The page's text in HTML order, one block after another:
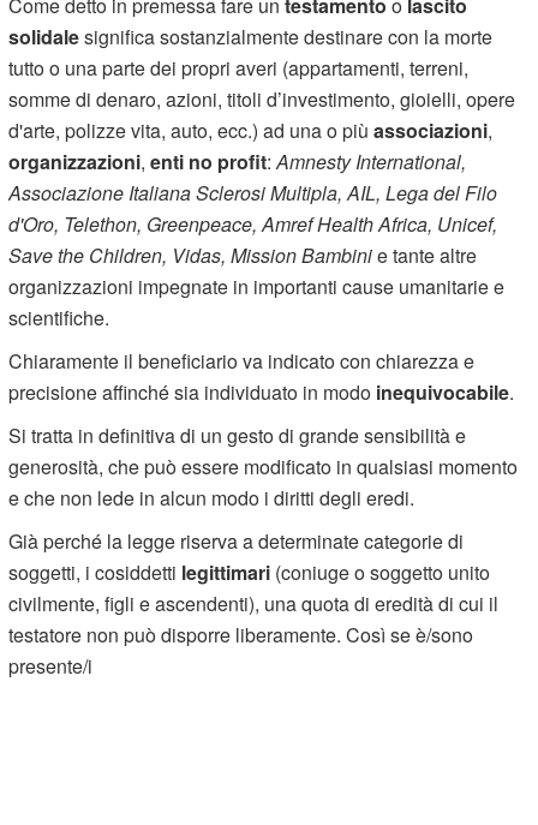
solidalesignifica sostanzialmente destinare con la morte
tutto o una parte dei propri averi (appartamenti, terreni,
somme di denaro, azioni, titoli d’investimento, gioielli, opere
d'arte, polizze vita, auto, ecc.) ad una o piùassociazioni,
organizzazioni,enti no profit:Amnesty International,
Associazione Italiana Sclerosi Multipla, AIL, Lega del Filo
d'Oro, Telethon, Greenpeace, Amref Health Africa, Unicef,
Save the Children, Vidas, Mission Bambinie tante altre
organizzazioni impegnate in importanti cause umanitarie e
scientifiche.
Chiaramente il beneficiario va indicato con chiarezza e
precisione affinché sia individuato in modo inequivocabile.
Si tratta in definitiva di un gesto di grande sensibilità e
generosità, che può essere modificato in qualsiasi momento
e che non lede in alcun modo i diritti degli eredi.
Già perché la legge riserva a determinate categorie di
soggetti, i cosiddetti legittimari (coniuge o soggetto unito
civilmente, figli e ascendenti), una quota di eredità di cui il
testatore non può disporre liberamente. Così se è/sono
presente/i